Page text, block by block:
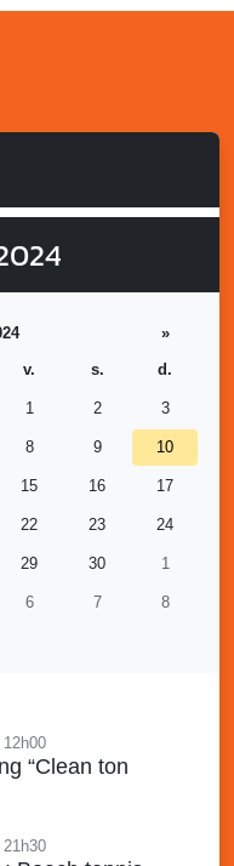
»
v. s. d.
1 2 3
8 9 10
15 16 17
22 23 24
29 30 1
6 7 8
“Clean ton
21h30